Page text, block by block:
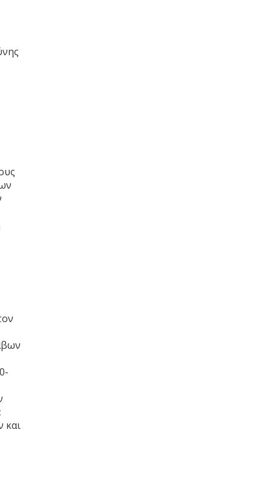
και